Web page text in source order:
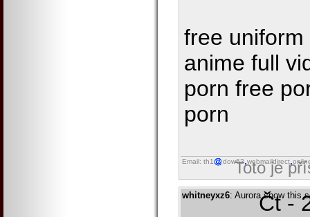
free
anime full
porn free
porn
Email: th1 dow62 webmaildirect
Toto je
whitneyxz6: Aurora snow this
Čt -